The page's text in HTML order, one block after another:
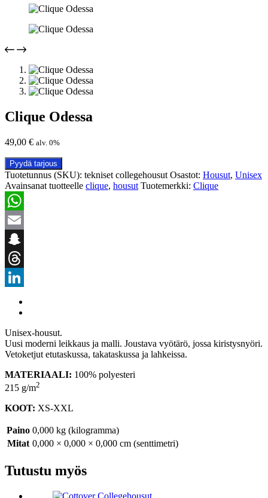
Clique Odessa
49,00 € alv. 0%
Pyydä tarjous
Tuotetunnus (SKU): tekniset collegehousut Osastot: Housut, Unisex
Avainsanat tuotteelle clique, housut Tuotemerkki: Clique
WhatsApp
Email
Snapchat
Threads
Unisex-housut.
Uusi moderni leikkaus ja malli. Joustava vyötärö, jossa kiristysnyöri.
Vetoketjut etutaskussa, takataskussa ja lahkeissa.
MATERIAALI: 100% polyesteri
215 g/m2
KOOT: XS-XXL
Paino 0,000 kg (kilogramma)
Mitat 0,000 × 0,000 × 0,000 cm (senttimetri)
Tutustu myös